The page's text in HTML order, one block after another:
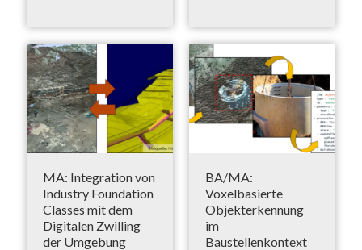
MA: Integration von
Industry Foundation
Classes mit dem
Digitalen Zwilling
der Umgebung
BA/MA:
Voxelbasierte
Objekterkennung
im
Baustellenkontext